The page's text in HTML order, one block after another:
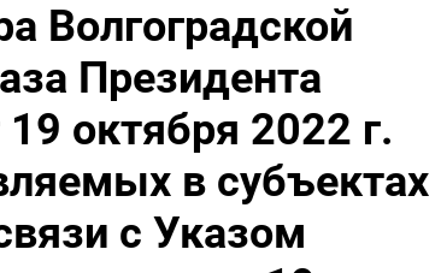
Волгоградской
Президента
октября 2022 г.
в субъектах
с Указом